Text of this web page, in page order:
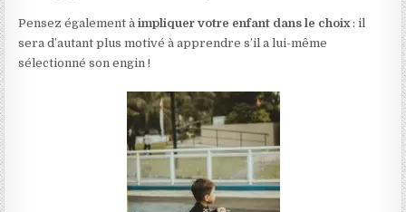
Pensez également àimpliquer votre enfant dans le choix : il
sera d’autant plus motivé à apprendre s’il a lui-même
sélectionné son engin !